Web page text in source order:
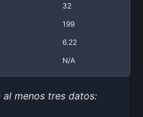
32
199
6.22
N/A
menos tres datos: